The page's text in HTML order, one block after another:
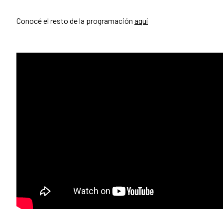
Conocé el resto de la programación aquí